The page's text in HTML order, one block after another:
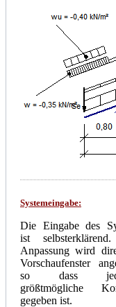
Systemeingabe:
Die Eingabe des
ist
Anpassung wird
Vorschaufenster
so dass
größtmögliche
gegeben ist.